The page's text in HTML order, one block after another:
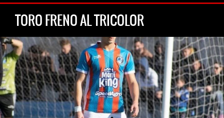
TORO FRENO AL TRICOLOR